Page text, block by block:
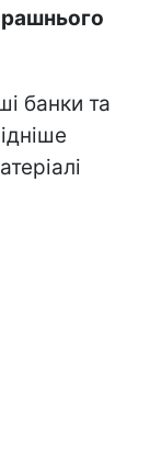
банки та